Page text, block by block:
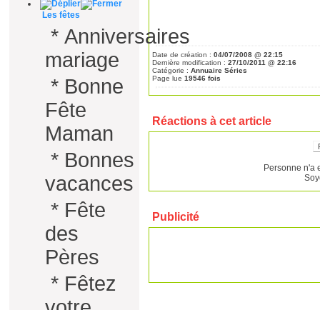
Les fêtes
* Anniversaires
mariage
* Bonne
Fête
Maman
* Bonnes
vacances
* Fête
des
Pères
* Fêtez
Date de création : 04/07/2008 @ 22:15
Dernière modification : 27/10/2011 @ 22:16
Catégorie : Annuaire Séries
Page lue 19546 fois
Réactions à cet article
Personne n'a
Publicité